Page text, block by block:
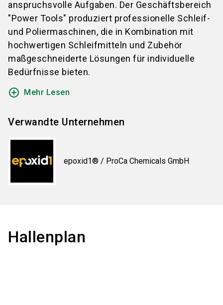
anspruchsvolle Aufgaben. Der Geschäftsbereich
"Power Tools" produziert professionelle Schleif-
und Poliermaschinen, die in Kombination mit
hochwertigen Schleifmitteln und Zubehör
maßgeschneiderte Lösungen für individuelle
Bedürfnisse bieten.
add_circle_outline Mehr Lesen
Verwandte Unternehmen
epoxid1® / ProCa Chemicals GmbH
Hallenplan